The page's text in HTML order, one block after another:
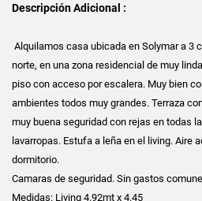
Descripción Adicional :
Alquilamos casa ubicada en Solymar a 3
norte, en una zona residencial de muy
piso con acceso por escalera. Muy bien
ambientes todos muy grandes. Terraza
muy buena seguridad con rejas en todas
lavarropas. Estufa a leña en el living. Aire
dormitorio.
Camaras de seguridad. Sin gastos
Medidas: Living 4.92mt x 4.45